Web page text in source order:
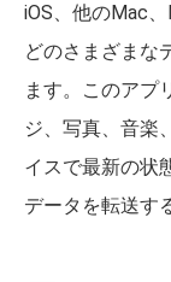
iOS、他のMac
どのさまざまな
ます。このアプ
ジ、写真、音楽
イスで最新の状
データを転送す